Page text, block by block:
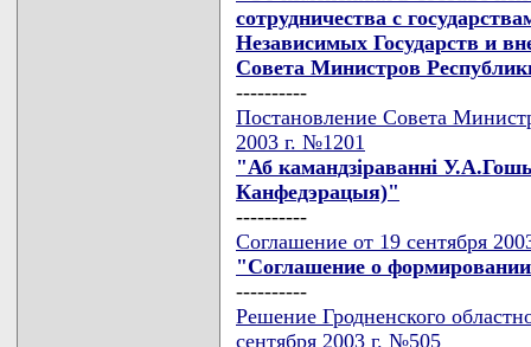
сотрудничества с
Независимых Государств и
Совета Министров
----------
Постановление Совета
2003 г. №1201
"Аб камандзiраваннi
Канфедэрацыя)"
----------
Соглашение от 19 сентября
"Соглашение о
----------
Решение Гродненского
сентября 2003 г. №505